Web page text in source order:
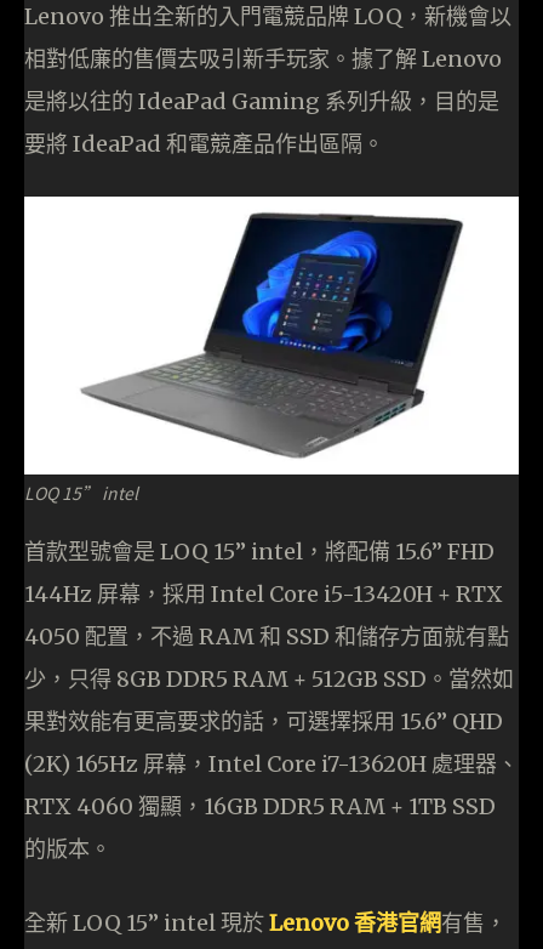
Lenovo 推出全新的入門電競品牌 LOQ，新機會以
相對低廉的售價去吸引新手玩家。據了解 Lenovo
是將以往的 IdeaPad Gaming 系列升級，目的是
要將 IdeaPad 和電競產品作出區隔。
LOQ 15” intel
首款型號會是 LOQ 15” intel，將配備 15.6” FHD
144Hz 屏幕，採用 Intel Core i5-13420H + RTX
4050 配置，不過 RAM 和 SSD 和儲存方面就有點
少，只得 8GB DDR5 RAM + 512GB SSD。當然如
果對效能有更高要求的話，可選擇採用 15.6” QHD
(2K) 165Hz 屏幕，Intel Core i7-13620H 處理器、
RTX 4060 獨顯，16GB DDR5 RAM + 1TB SSD
的版本。
全新 LOQ 15” intel 現於Lenovo 香港官網有售，